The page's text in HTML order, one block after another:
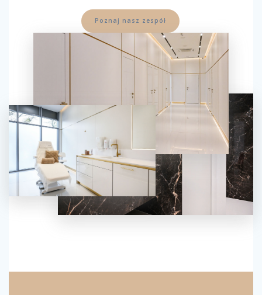
Poznaj nasz zespół